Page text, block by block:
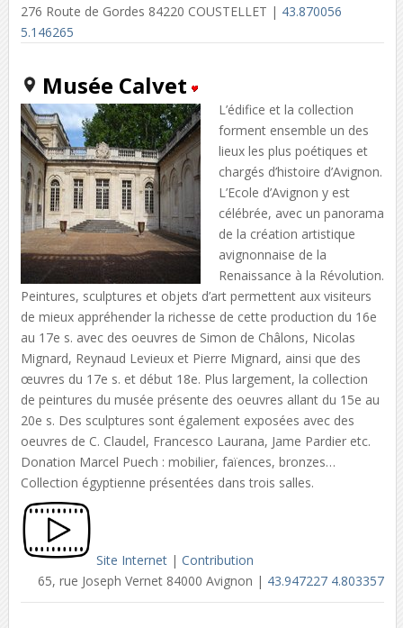
276 Route de Gordes 84220 COUSTELLET | 43.870056
5.146265
Musée Calvet
L’édifice et la collection
forment ensemble un des
lieux les plus poétiques et
chargés d’histoire d’Avignon.
L’Ecole d’Avignon y est
célébrée, avec un panorama
de la création artistique
avignonnaise de la
Renaissance à la Révolution.
Peintures, sculptures et objets d’art permettent aux visiteurs
de mieux appréhender la richesse de cette production du 16e
au 17e s. avec des oeuvres de Simon de Châlons, Nicolas
Mignard, Reynaud Levieux et Pierre Mignard, ainsi que des
œuvres du 17e s. et début 18e. Plus largement, la collection
de peintures du musée présente des oeuvres allant du 15e au
20e s. Des sculptures sont également exposées avec des
oeuvres de C. Claudel, Francesco Laurana, Jame Pardier etc.
Donation Marcel Puech : mobilier, faïences, bronzes…
Collection égyptienne présentées dans trois salles.
Site Internet| Contribution
65, rue Joseph Vernet 84000 Avignon | 43.947227 4.803357